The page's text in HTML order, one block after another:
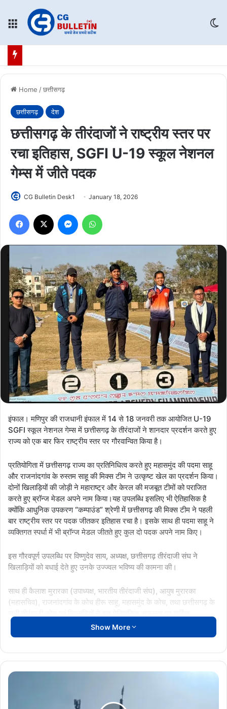
Menu
Home /छत्तीसगढ़
छत्तीसगढ़ देश
छत्तीसगढ़ के तीरंदाजों ने राष्ट्रीय स्तर पर
रचा इतिहास, SGFI U-19 स्कूल नेशनल
गेम्स में जीते पदक
CG Bulletin Desk1 January 18, 2026
Facebook Messenger
इंफाल। मणिपुर की राजधानी इंफाल में 14 से 18 जनवरी तक आयोजित U-19
SGFI स्कूल नेशनल गेम्स में छत्तीसगढ़ के तीरंदाजों ने शानदार प्रदर्शन करते हुए
राज्य को एक बार फिर राष्ट्रीय स्तर पर गौरवान्वित किया है।
प्रतियोगिता में छत्तीसगढ़ राज्य का प्रतिनिधित्व करते हुए महासमुंद की पदमा साहू
और राजनांदगांव के रुस्तम साहू की मिक्स टीम ने उत्कृष्ट खेल का प्रदर्शन किया।
दोनों खिलाड़ियों की जोड़ी ने महाराष्ट्र और केरल की मजबूत टीमों को पराजित
करते हुए ब्रॉन्ज मेडल अपने नाम किया।यह उपलब्धि इसलिए भी ऐतिहासिक है
क्योंकि आधुनिक उपकरण “कम्पाउंड” श्रेणी में छत्तीसगढ़ की मिक्स टीम ने पहली
बार राष्ट्रीय स्तर पर पदक जीतकर इतिहास रचा है। इसके साथ ही पदमा साहू ने
व्यक्तिगत स्पर्धा में भी ब्रॉन्ज मेडल जीतते हुए कुल दो पदक अपने नाम किए।
इस गौरवपूर्ण उपलब्धि पर विष्णुदेव साय, अध्यक्ष, छत्तीसगढ़ तीरंदाजी संघ ने
खिलाड़ियों को बधाई देते हुए उनके उज्ज्वल भविष्य की कामना की।
साथ ही कैलाश मुरारका (उपाध्यक्ष, भारतीय तीरंदाजी संघ), आयुष मुरारका
(महासचिव), राजनांदगांव के कोच हीरू साहू, महासमुंद के कोच, तथा छत्तीसगढ़ के
के लिए प्रेरणास्रोत बनेगी।
Chhattisgarh
Show More
LORMI